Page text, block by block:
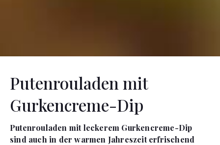
Putenrouladen mit
Gurkencreme-Dip
Putenrouladen mit leckerem Gurkencreme-Dip
sind auch in der warmen Jahreszeit erfrischend